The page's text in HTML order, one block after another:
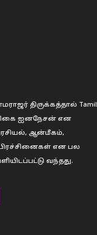
திருக்கத்தால் Tamil
ஐனநேசன் என
ஆன்மீகம்,
என பல
வந்தது.